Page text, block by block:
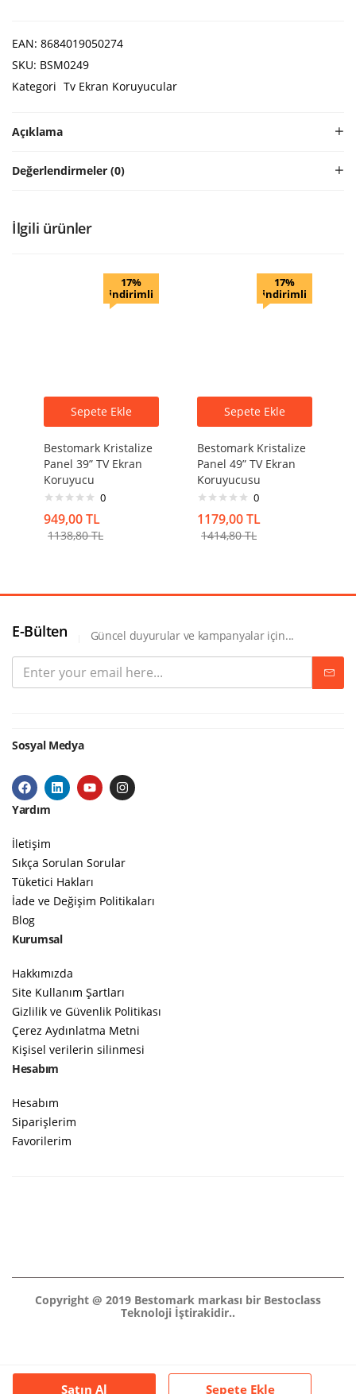
Satın Al Sepete Ekle
EAN: 8684019050274
SKU: BSM0249
Kategori Tv Ekran Koruyucular
Açıklama
Değerlendirmeler (0)
İlgili ürünler
17%
indirimli
Sepete Ekle
Bestomark Kristalize
Panel 39” TV Ekran
Koruyucu
0
949,00TL
1138,80TL
17%
indirimli
Sepete Ekle
Bestomark Kristalize
Panel 49” TV Ekran
Koruyucusu
0
1179,00TL
1414,80TL
E-Bülten Güncel duyurular ve kampanyalar için...
Sosyal Medya
Yardım
İletişim
Sıkça Sorulan Sorular
Tüketici Hakları
İade ve Değişim Politikaları
Blog
Kurumsal
Hakkımızda
Site Kullanım Şartları
Gizlilik ve Güvenlik Politikası
Çerez Aydınlatma Metni
Kişisel verilerin silinmesi
Hesabım
Hesabım
Siparişlerim
Favorilerim
Copyright @ 2019 Bestomark markası bir Bestoclass
Teknoloji İştirakidir..